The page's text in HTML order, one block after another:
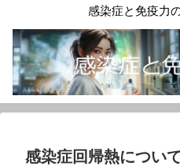
感染症と免疫力
感染症回帰熱につい